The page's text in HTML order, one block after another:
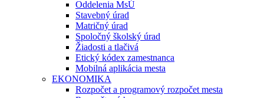
Oddelenia MsÚ
Stavebný úrad
Matričný úrad
Spoločný školský úrad
Žiadosti a tlačivá
Etický kódex zamestnanca
Mobilná aplikácia mesta
EKONOMIKA
Rozpočet a programový rozpočet mesta